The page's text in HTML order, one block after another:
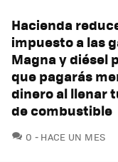
Hacienda
impuesto a las
Magna y diésel
que pagarás
dinero al llenar
de combustible
0 COMENTARIOS
HACE UN MES